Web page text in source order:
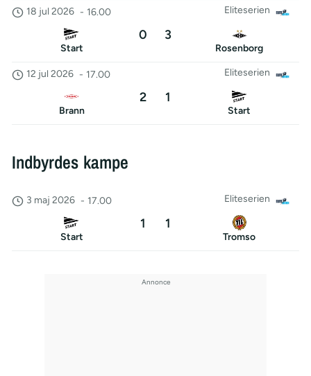
Eliteserien
18 jul 2026 - 16.00
Start
0 3
Rosenborg
Eliteserien
12 jul 2026 - 17.00
Brann
2 1
Start
Indbyrdes kampe
Eliteserien
3 maj 2026 - 17.00
Start
1 1
Tromso